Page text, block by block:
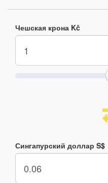
Чешская крона Kč
Сингапурский доллар S$